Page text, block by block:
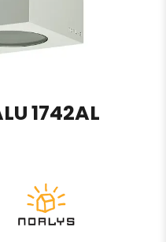
1742AL